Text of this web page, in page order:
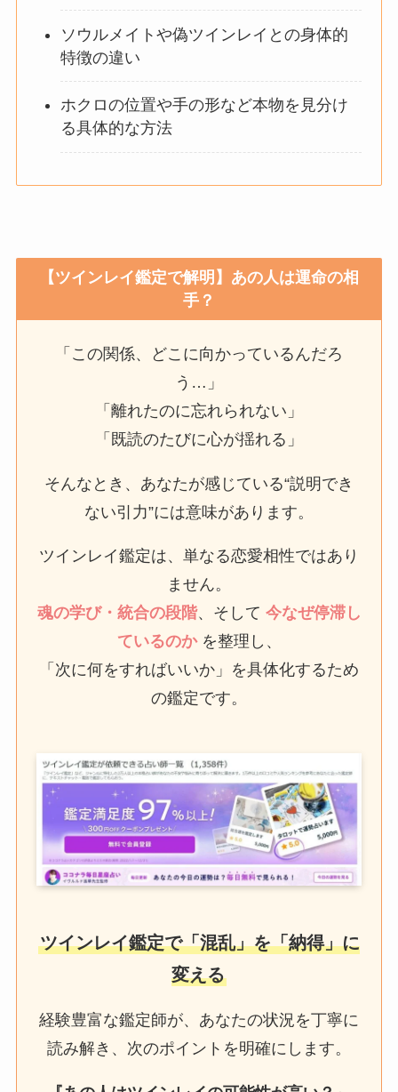
ソウルメイトや偽ツインレイとの身体的
特徴の違い
ホクロの位置や手の形など本物を見分け
る具体的な方法
【ツインレイ鑑定で解明】あの人は運命の相
手？
「この関係、どこに向かっているんだろ
う…」
「離れたのに忘れられない」
「既読のたびに心が揺れる」
そんなとき、あなたが感じている“説明でき
ない引力”には意味があります。
ツインレイ鑑定は、単なる恋愛相性ではあり
ません。
魂の学び・統合の段階、そして 今なぜ停滞し
ているのかを整理し、
「次に何をすればいいか」を具体化するため
の鑑定です。
ツインレイ鑑定で「混乱」を「納得」に
変える
経験豊富な鑑定師が、あなたの状況を丁寧に
読み解き、次のポイントを明確にします。